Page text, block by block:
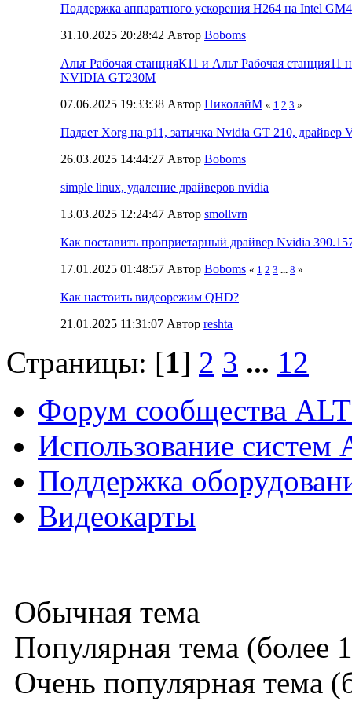
Поддержка аппаратного ускорения H264 на Intel
31.10.2025 20:28:42 Автор Boboms
Альт Рабочая станцияК11 и Альт Рабочая станция11
NVIDIA GT230М
07.06.2025 19:33:38 Автор НиколайМ « 1 2 3 »
Падает Xorg на p11, затычка Nvidia GT 210, драйвер
26.03.2025 14:44:27 Автор Boboms
simple linux, удаление драйверов nvidia
13.03.2025 12:24:47 Автор smollvrn
Как поставить проприетарный драйвер Nvidia
17.01.2025 01:48:57 Автор Boboms « 1 2 3 ... 8 »
Как настоить видеорежим QHD?
21.01.2025 11:31:07 Автор reshta
Страницы: [1] 2 3 ... 12
Форум сообщества
Использование систем
Поддержка
Видеокарты
Обычная тема
Популярная тема (более
Очень популярная тема